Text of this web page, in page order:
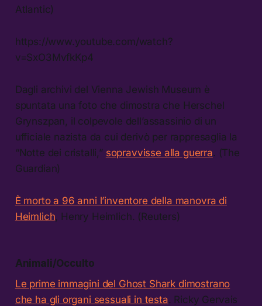
Atlantic)
https://www.youtube.com/watch?
v=SxO3MvfkKp4
Dagli archivi del Vienna Jewish Museum è
spuntata una foto che dimostra che Herschel
Grynszpan, il colpevole dell’assassinio di un
ufficiale nazista da cui derivò per rappresaglia la
“Notte dei cristalli,” sopravvisse alla guerra. (The
Guardian)
È morto a 96 anni l’inventore della manovra di
Heimlich , Henry Heimlich. (Reuters)
Animali/Occulto
Le prime immagini del Ghost Shark dimostrano
che ha gli organi sessuali in testa. Ricky Gervais